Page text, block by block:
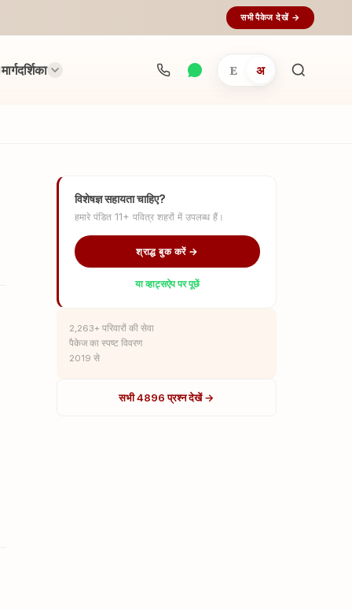
सभी पैकेज देखें →
मार्गदर्शिका E अ
अनुष्ठान
विशेषज्ञ सहायता चाहिए?
हमारे पंडित 11+ पवित्र शहरों में उपलब्ध हैं।
श्राद्ध बुक करें →
या व्हाट्सऐप पर पूछें
2,263+ परिवारों की सेवा
पैकेज का स्पष्ट विवरण
2019 से
सभी 4896 प्रश्न देखें →